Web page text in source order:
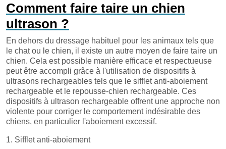
Comment faire taire un chien
ultrason ?
En dehors du dressage habituel pour les animaux tels que
le chat ou le chien, il existe un autre moyen de faire taire un
chien. Cela est possible manière efficace et respectueuse
peut être accompli grâce à l'utilisation de dispositifs à
ultrasons rechargeables tels que le sifflet anti-aboiement
rechargeable et le repousse-chien rechargeable. Ces
dispositifs à ultrason rechargeable offrent une approche non
violente pour corriger le comportement indésirable des
chiens, en particulier l'aboiement excessif.
1. Sifflet anti-aboiement